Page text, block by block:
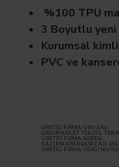
%100 TPU
3 Boyutlu yeni
Kurumsal
PVC ve
ÜRETİCİ FİRMA ÜNVANI:
LOGOMARKET TEKSTİL
ÜRETİCİ FİRMA ADRESİ :
KAZIMKARABEKİR CAD.
ÜRETİCİ FİRMA VERGİ